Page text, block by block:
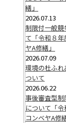
繕」
2026.07.13
制限付一般
て「令和８
ヤA修繕」
2026.07.09
環境の杜ふ
ついて
2026.06.22
事後審査型
について「
コンベヤA修